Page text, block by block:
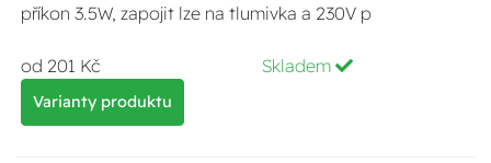
příkon 3.5W, zapojit lze na tlumivka a 230V p
od 201 Kč Skladem
Varianty produktu